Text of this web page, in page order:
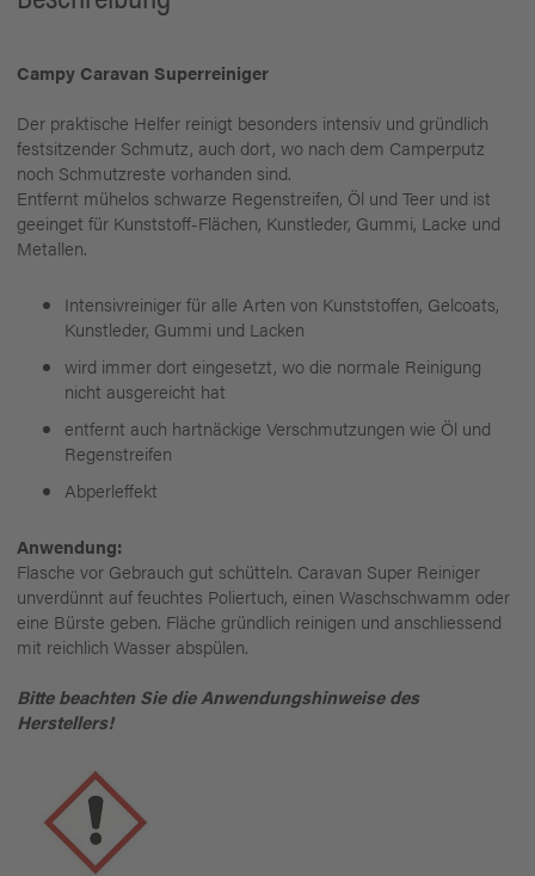
Campy Caravan Superreiniger
Der praktische Helfer reinigt besonders intensiv und gründlich
festsitzender Schmutz, auch dort, wo nach dem Camperputz
noch Schmutzreste vorhanden sind.
Entfernt mühelos schwarze Regenstreifen, Öl und Teer und ist
geeinget für Kunststoff-Flächen, Kunstleder, Gummi, Lacke und
Metallen.
Intensivreiniger für alle Arten von Kunststoffen, Gelcoats,
Kunstleder, Gummi und Lacken
wird immer dort eingesetzt, wo die normale Reinigung
nicht ausgereicht hat
entfernt auch hartnäckige Verschmutzungen wie Öl und
Regenstreifen
Abperleffekt
Anwendung:
Flasche vor Gebrauch gut schütteln. Caravan Super Reiniger
unverdünnt auf feuchtes Poliertuch, einen Waschschwamm oder
eine Bürste geben. Fläche gründlich reinigen und anschliessend
mit reichlich Wasser abspülen.
Bitte beachten Sie die Anwendungshinweise des
Herstellers!